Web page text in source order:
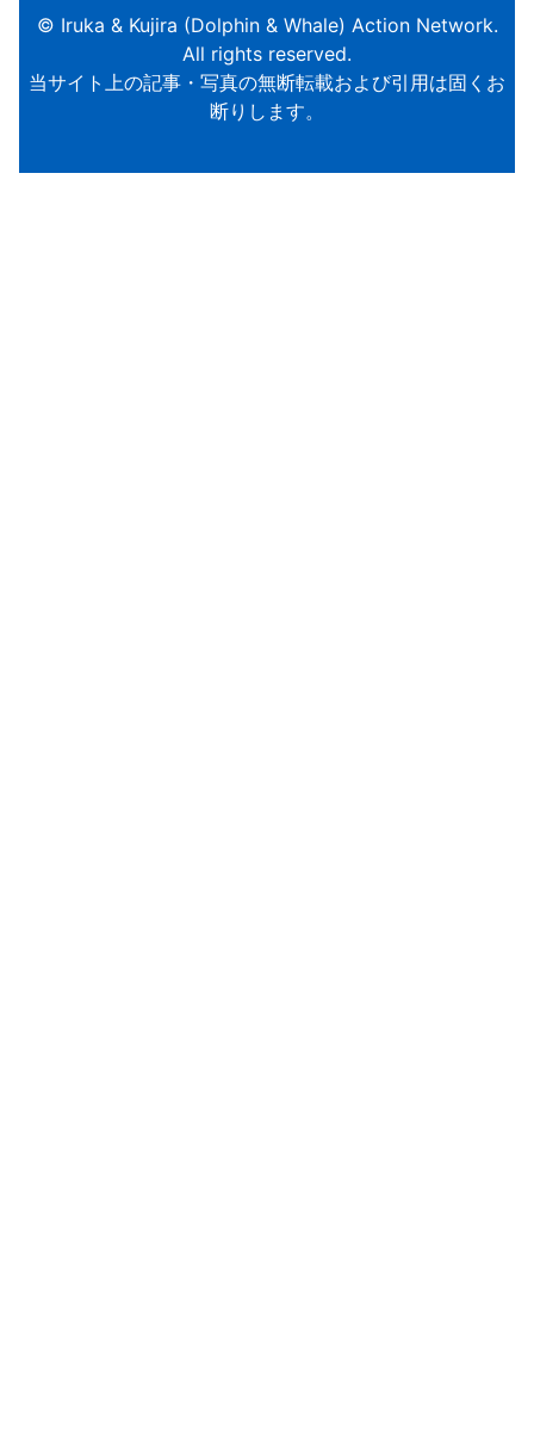
© Iruka & Kujira (Dolphin & Whale) Action Network.
All rights reserved.
当サイト上の記事・写真の無断転載および引用は固くお
断りします。